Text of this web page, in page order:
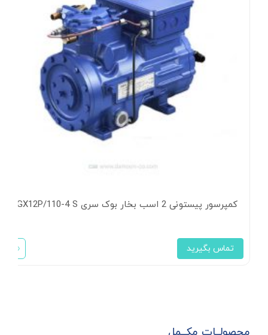
کمپرسور پیستونی 2 اسب بخار بوک سری HGX12P/110-4 S
تماس بگیرید